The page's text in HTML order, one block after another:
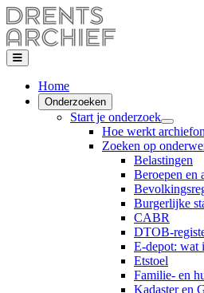
Home
Onderzoeken
Start je onderzoek
Hoe werkt
Zoeken op
Belastingen
Beroepen en
Burgerlijke
CABR
DTOB-
E-depot: wat
Etstoel
Familie- en
Kadaster en